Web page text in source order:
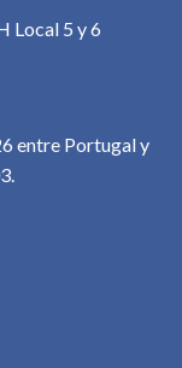
Local 5 y 6
entre Portugal y